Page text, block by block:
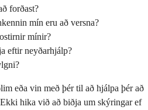
forðast?
mín eru að versna?
mínir?
eftir neyðarhjálp?
eða vin með þér til að hjálpa þér að
hika við að biðja um skýringar ef